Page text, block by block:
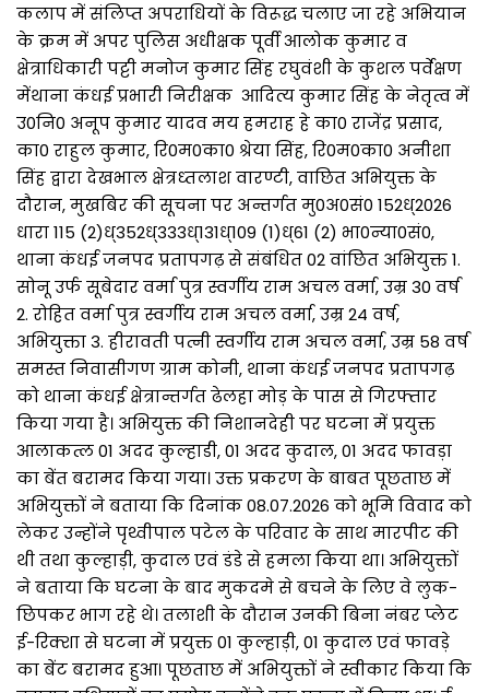
कलाप में संलिप्त अपराधियों के विरूद्ध चलाए जा रहे अभियान
के क्रम में अपर पुलिस अधीक्षक पूर्वी आलोक कुमार व
क्षेत्राधिकारी पट्टी मनोज कुमार सिंह रघुवंशी के कुशल पर्वेक्षण
मेंथाना कंधई प्रभारी निरीक्षक आदित्य कुमार सिंह के नेतृत्व में
उ0नि0 अनूप कुमार यादव मय हमराह हे का0 राजेंद्र प्रसाद,
का0 राहुल कुमार, रि0म0का0 श्रेया सिंह, रि0म0का0 अनीशा
सिंह द्वारा देखभाल क्षेत्रध्तलाश वारण्टी, वाछित अभियुक्त के
दौरान, मुखबिर की सूचना पर अन्तर्गत मु0अ0सं0 152ध्2026
धारा 115 (2)ध्352ध्333ध्131ध्109 (1)ध्61 (2) भा0न्या0सं0,
थाना कंधई जनपद प्रतापगढ़ से संबंधित 02 वांछित अभियुक्त 1.
सोनू उर्फ सूबेदार वर्मा पुत्र स्वर्गीय राम अचल वर्मा, उम्र 30 वर्ष
2. रोहित वर्मा पुत्र स्वर्गीय राम अचल वर्मा, उम्र 24 वर्ष,
अभियुक्ता 3. हीरावती पत्नी स्वर्गीय राम अचल वर्मा, उम्र 58 वर्ष
समस्त निवासीगण ग्राम कोनी, थाना कंधई जनपद प्रतापगढ़
को थाना कंधई क्षेत्रान्तर्गत ढेलहा मोड़ के पास से गिरफ्तार
किया गया है। अभियुक्त की निशानदेही पर घटना में प्रयुक्त
आलाकत्ल 01 अदद कुल्हाडी, 01 अदद कुदाल, 01 अदद फावड़ा
का बेंत बरामद किया गया। उक्त प्रकरण के बाबत पूछताछ में
अभियुक्तों ने बताया कि दिनांक 08.07.2026 को भूमि विवाद को
लेकर उन्होंने पृथ्वीपाल पटेल के परिवार के साथ मारपीट की
थी तथा कुल्हाड़ी, कुदाल एवं डंडे से हमला किया था। अभियुक्तों
ने बताया कि घटना के बाद मुकदमे से बचने के लिए वे लुक-
छिपकर भाग रहे थे। तलाशी के दौरान उनकी बिना नंबर प्लेट
ई-रिक्शा से घटना में प्रयुक्त 01 कुल्हाड़ी, 01 कुदाल एवं फावड़े
का बेंट बरामद हुआ। पूछताछ में अभियुक्तों ने स्वीकार किया कि